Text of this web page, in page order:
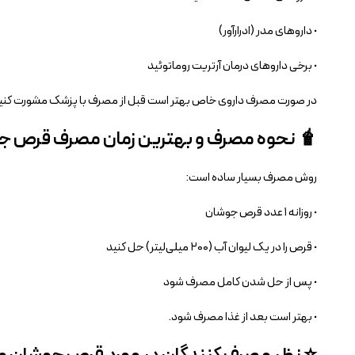
• داروهای مدر (ادرارآور)
• برخی داروهای درمان آرتریت روماتوئید
در صورت مصرف داروی خاص بهتر است قبل از مصرف با پزشک مشورت
🧋 نحوه مصرف و بهترین زمان مصرف قرص جوشان زینک و یتامین سی نیچرز پلنتی
روش مصرف بسیار ساده است:
• روزانه ۱ عدد قرص جوشان
• قرص را در یک لیوان آب (۲۰۰ میلی‌لیتر) حل کنید
• پس از حل شدن کامل مصرف شود
• بهتر است بعد از غذا مصرف شود.